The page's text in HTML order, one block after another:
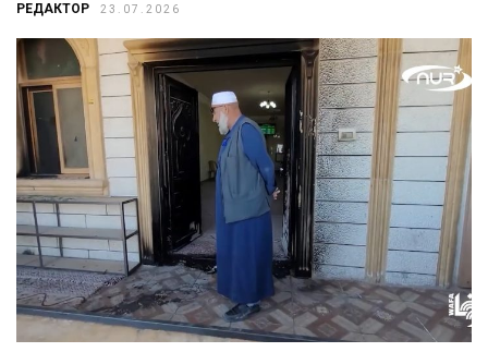
РЕДАКТОР 23.07.2026